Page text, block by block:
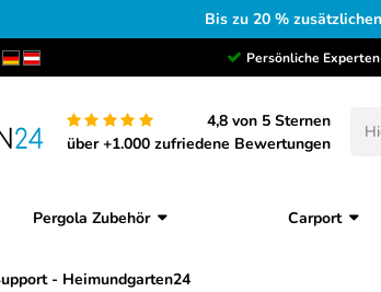
Bis zu 20 %
Persönliche
4,8 von 5 Sternen
über +1.000 zufriedene Bewertungen
Pergola Zubehör Carport
- Heimundgarten24